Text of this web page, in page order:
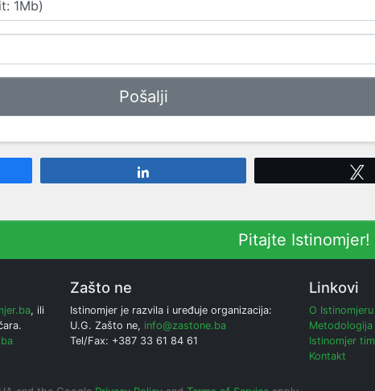
1Mb)
Pitajte Istinomjer!
, ili
Zašto ne
Istinomjer je razvila i uređuje organizacija:
U.G. Zašto ne, info@zastone.ba
Tel/Fax: +387 33 61 84 61
Linkovi
O Istinomjeru
Metodologija
Istinomjer tim
Kontakt